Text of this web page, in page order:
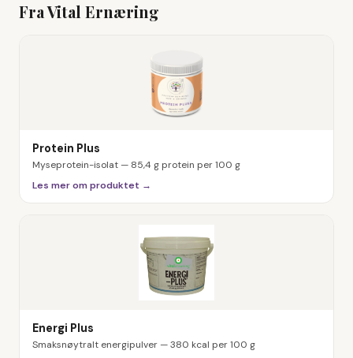
Fra Vital Ernæring
Protein Plus
Myseprotein-isolat — 85,4 g protein per 100 g
Les mer om produktet →
Energi Plus
Smaksnøytralt energipulver — 380 kcal per 100 g